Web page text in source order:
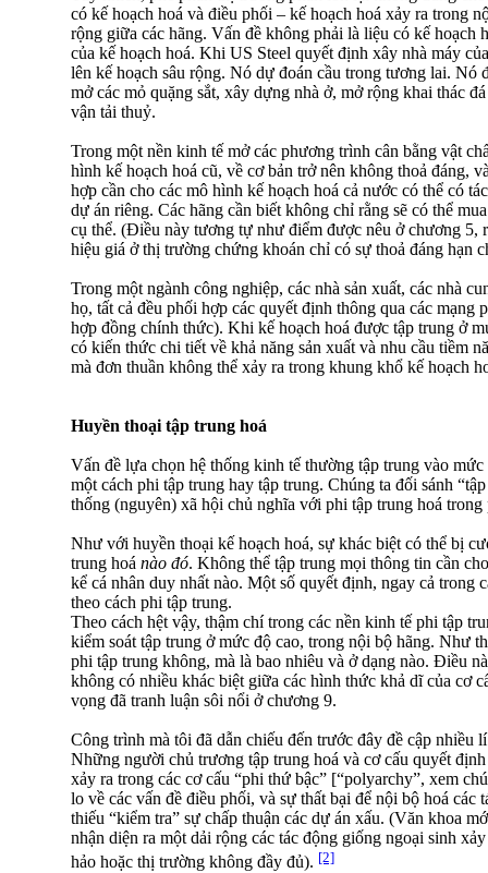
có kế hoạch hoá và điều phối – kế hoạch hoá xảy ra trong
rộng giữa các hãng. Vấn đề không phải là liệu có kế hoạch
của kế hoạch hoá. Khi US Steel quyết định xây nhà máy
lên kế hoạch sâu rộng. Nó dự đoán cầu trong tương lai. Nó
mở các mỏ quặng sắt, xây dựng nhà ở, mở rộng khai thác
vận tải thuỷ.
Trong một nền kinh tế mở các phương trình cân bằng vật
hình kế hoạch hoá cũ, về cơ bản trở nên không thoả đáng,
hợp cần cho các mô hình kế hoạch hoá cả nước có thể có
dự án riêng. Các hãng cần biết không chỉ rằng sẽ có thể
cụ thể. (Điều này tương tự như điểm được nêu ở chương 5,
hiệu giá ở thị trường chứng khoán chỉ có sự thoả đáng hạn
Trong một ngành công nghiệp, các nhà sản xuất, các nhà
họ, tất cả đều phối hợp các quyết định thông qua các mạng
hợp đồng chính thức). Khi kế hoạch hoá được tập trung ở
có kiến thức chi tiết về khả năng sản xuất và nhu cầu tiềm
mà đơn thuần không thể xảy ra trong khung khổ kế hoạch
Huyền thoại tập trung hoá
Vấn đề lựa chọn hệ thống kinh tế thường tập trung vào
một cách phi tập trung hay tập trung. Chúng ta đối sánh
thống (nguyên) xã hội chủ nghĩa với phi tập trung hoá
Như với huyền thoại kế hoạch hoá, sự khác biệt có thể bị
trung hoá nào đó. Không thể tập trung mọi thông tin cần
kể cá nhân duy nhất nào. Một số quyết định, ngay cả trong
theo cách phi tập trung.
Theo cách hệt vậy, thậm chí trong các nền kinh tế phi tập
kiểm soát tập trung ở mức độ cao, trong nội bộ hãng. Như
phi tập trung không, mà là bao nhiêu và ở dạng nào. Điều
không có nhiều khác biệt giữa các hình thức khả dĩ của cơ
vọng đã tranh luận sôi nổi ở chương 9.
Công trình mà tôi đã dẫn chiếu đến trước đây đề cập nhiều
Những người chủ trương tập trung hoá và cơ cấu quyết
xảy ra trong các cơ cấu “phi thứ bậc” [“polyarchy”, xem
lo về các vấn đề điều phối, và sự thất bại để nội bộ hoá các
thiếu “kiểm tra” sự chấp thuận các dự án xấu. (Văn khoa
nhận diện ra một dải rộng các tác động giống ngoại sinh
hảo hoặc thị trường không đầy đủ). [2]